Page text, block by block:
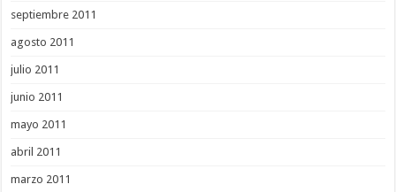
septiembre 2011
agosto 2011
julio 2011
junio 2011
mayo 2011
abril 2011
marzo 2011